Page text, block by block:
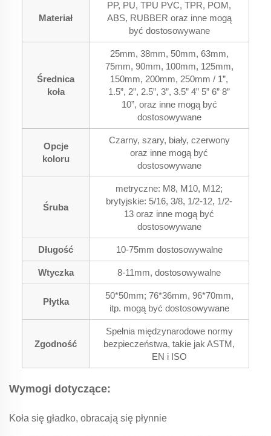
Materiał
PP, PU, TPU PVC, TPR, POM,
ABS, RUBBER oraz inne mogą
być dostosowywane
Średnica
koła
25mm, 38mm, 50mm, 63mm,
75mm, 90mm, 100mm, 125mm,
150mm, 200mm, 250mm / 1”,
1.5”, 2”, 2.5”, 3”, 3.5” 4” 5” 6” 8”
10”, oraz inne mogą być
dostosowywane
Opcje
koloru
Czarny, szary, biały, czerwony
oraz inne mogą być
dostosowywane
Śruba
metryczne: M8, M10, M12;
brytyjskie: 5/16, 3/8, 1/2-12, 1/2-
13 oraz inne mogą być
dostosowywane
Długość 10-75mm dostosowywalne
Wtyczka 8-11mm, dostosowywalne
Płytka
50*50mm; 76*36mm, 96*70mm,
itp. mogą być dostosowywane
Zgodność
Spełnia międzynarodowe normy
bezpieczeństwa, takie jak ASTM,
EN i ISO
Wymogi dotyczące:
Koła się gładko, obracają się płynnie